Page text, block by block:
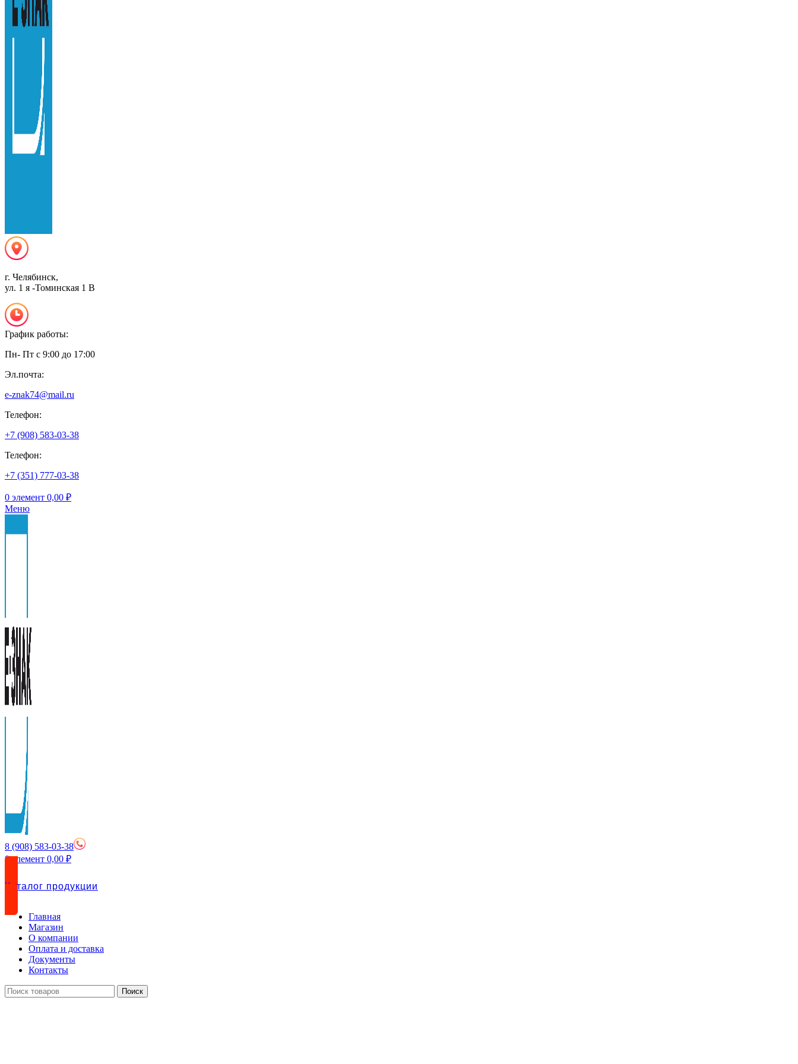
г. Челябинск,
ул. 1 я -Томинская 1 В
График работы:
Пн- Пт с 9:00 до 17:00
Эл.почта:
e-znak74@mail.ru
Телефон:
+7 (908) 583-03-38
Телефон:
+7 (351) 777-03-38
0 элемент 0,00 ₽
Меню
8 (908) 583-03-38
0элемент 0,00 ₽
Каталог продукции
Главная
Магазин
О компании
Оплата и доставка
Документы
Контакты
Поиск